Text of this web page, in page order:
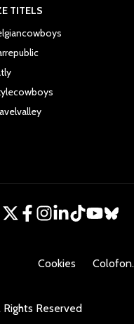
TITELS
Cookies Colofon.
Reserved